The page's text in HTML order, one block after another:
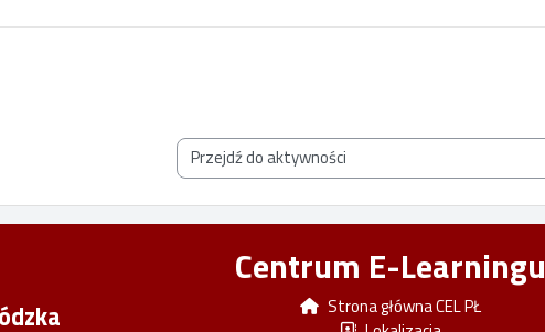
Przejdź do aktywności
Centrum E-Learningu
Strona główna CEL PŁ